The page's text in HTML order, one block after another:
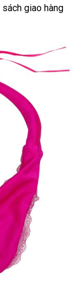
phí
giao hàng